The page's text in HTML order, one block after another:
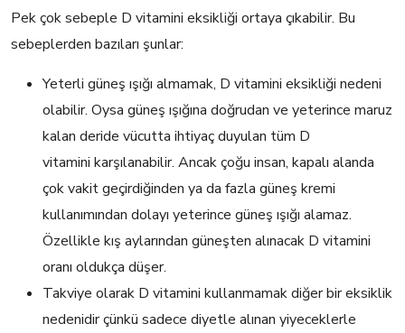
Pek çok sebeple D vitamini eksikliği ortaya çıkabilir. Bu
sebeplerden bazıları şunlar:
Yeterli güneş ışığı almamak, D vitamini eksikliği nedeni
olabilir. Oysa güneş ışığına doğrudan ve yeterince maruz
kalan deride vücutta ihtiyaç duyulan tüm D
vitamini karşılanabilir. Ancak çoğu insan, kapalı alanda
çok vakit geçirdiğinden ya da fazla güneş kremi
kullanımından dolayı yeterince güneş ışığı alamaz.
Özellikle kış aylarından güneşten alınacak D vitamini
oranı oldukça düşer.
Takviye olarak D vitamini kullanmamak diğer bir eksiklik
nedenidir çünkü sadece diyetle alınan yiyeceklerle